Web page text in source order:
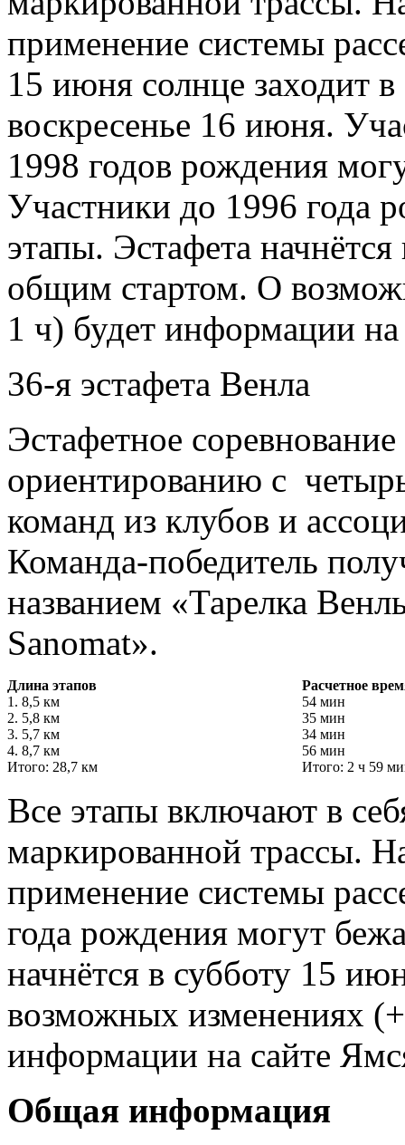
применение системы
15 июня солнце заходит
воскресенье 16 июня.
1998 годов рождения
Участники до 1996 года
этапы. Эстафета
общим стартом. О
1 ч) будет информации
36-я эстафета Венла
Эстафетное
ориентированию с
команд из клубов и
Команда-победитель
названием «Тарелка
Sanomat».
Длина этапов
Расчетное
1. 8,5 км
54 мин
2. 5,8 км
35 мин
3. 5,7 км
34 мин
4. 8,7 км
56 мин
Итого: 28,7 км
Итого: 2 ч 59
Все этапы включают в
маркированной трассы.
применение системы
года рождения могут
начнётся в субботу 15
возможных изменениях
информации на сайте
Общая информация